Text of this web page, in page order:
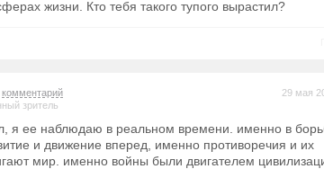
жизни. Кто тебя такого тупого вырастил?
комментарий
зритель
29 мая
я ее наблюдаю в реальном времени. именно в
и движение вперед, именно противоречия и их
мир. именно войны были двигателем